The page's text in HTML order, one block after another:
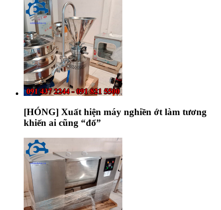
[HÓNG] Xuất hiện máy nghiền ớt làm tương
khiến ai cũng “đổ”